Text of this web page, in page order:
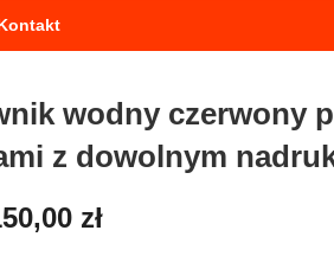
wodny czerwony
z dowolnym
zł